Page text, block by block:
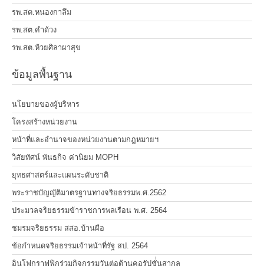
รพ.สต.หนองกาลึม
รพ.สต.คำด้วง
รพ.สต.ห้วยศิลาผาสุข
ข้อมูลพื้นฐาน
นโยบายของผู้บริหาร
โครงสร้างหน่วยงาน
หน้าที่และอำนาจของหน่วยงานตามกฎหมายฯ
วิสัยทัศน์ พันธกิจ ค่านิยม MOPH
ยุทธศาสตร์และแผนระดับชาติ
พระราชบัญญัติมาตรฐานทางจริยธรรมพ.ศ.2562
ประมวลจริยธรรมข้าราชการพลเรือน พ.ศ. 2564
ชมรมจริยธรรม สสอ.บ้านผือ
ข้อกำหนดจริยธรรมเจ้าหน้าที่รัฐ สป. 2564
อินโฟกราฟฟิกร่วมกิจกรรมวันต่อต้านคอรัปชั่่นสากล